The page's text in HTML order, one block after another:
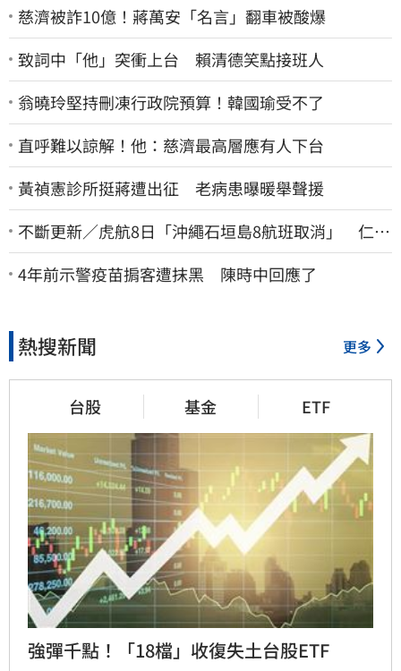
慈濟被詐10億！蔣萬安「名言」翻車被酸爆
致詞中「他」突衝上台 賴清德笑點接班人
翁曉玲堅持刪凍行政院預算！韓國瑜受不了
直呼難以諒解！他：慈濟最高層應有人下台
黃禎憲診所挺蔣遭出征 老病患曝暖舉聲援
不斷更新／虎航8日「沖繩石垣島8航班取消」 仁川
返台班機提前1天起飛
4年前示警疫苗掮客遭抹黑 陳時中回應了
熱搜新聞 更多
台股 基金 ETF
強彈千點！「18檔」收復失土台股ETF